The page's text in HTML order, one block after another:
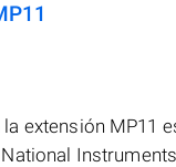
extensión MP11